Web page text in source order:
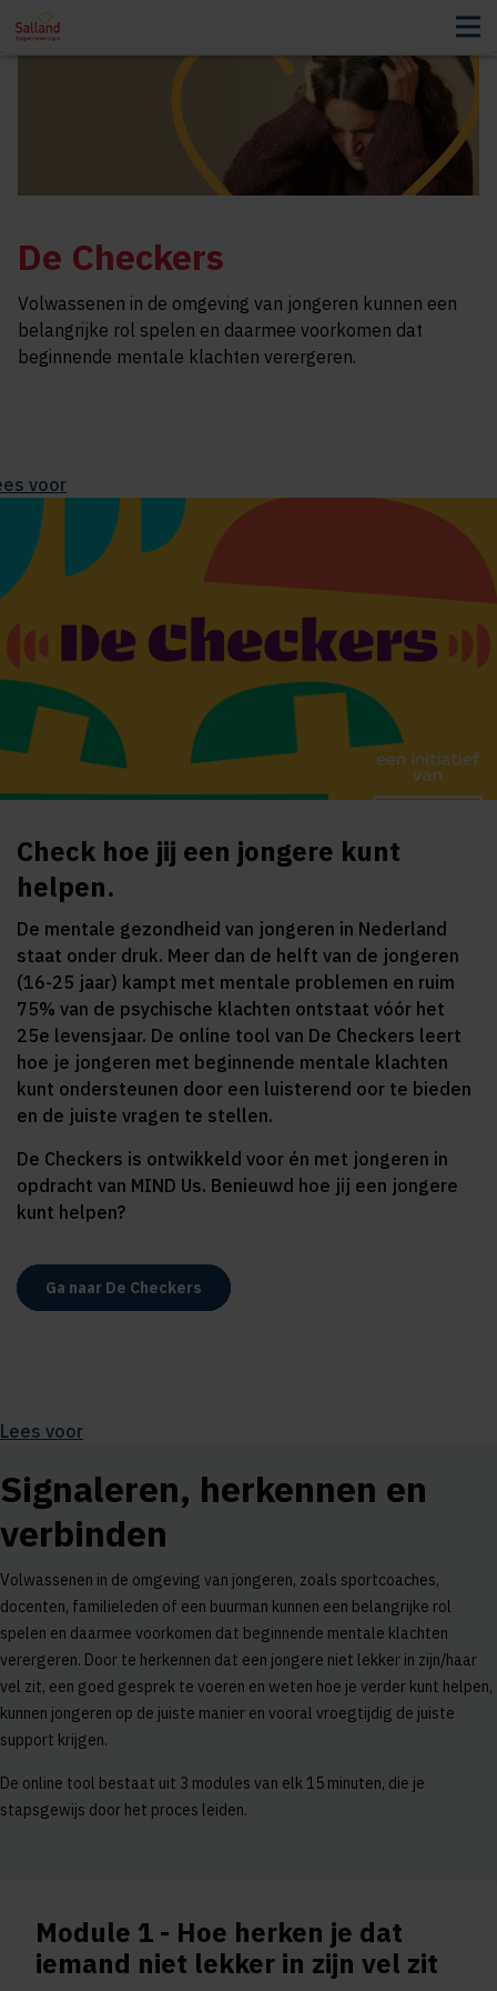
De Checkers
Volwassenen in de omgeving van jongeren kunnen een
belangrijke rol spelen en daarmee voorkomen dat
beginnende mentale klachten verergeren.
voor
Check hoe jij een jongere kunt
helpen.
De mentale gezondheid van jongeren in Nederland
staat onder druk. Meer dan de helft van de jongeren
(16-25 jaar) kampt met mentale problemen en ruim
75% van de psychische klachten ontstaat vóór het
25e levensjaar. De online tool van De Checkers leert
hoe je jongeren met beginnende mentale klachten
kunt ondersteunen door een luisterend oor te bieden
en de juiste vragen te stellen.
De Checkers is ontwikkeld voor én met jongeren in
opdracht van MIND Us. Benieuwd hoe jij een jongere
kunt helpen?
Ga naar De Checkers
Lees voor
Signaleren, herkennen en
verbinden
Volwassenen in de omgeving van jongeren, zoals sportcoaches,
docenten, familieleden of een buurman kunnen een belangrijke rol
spelen en daarmee voorkomen dat beginnende mentale klachten
verergeren. Door te herkennen dat een jongere niet lekker in zijn/haar
vel zit, een goed gesprek te voeren en weten hoe je verder kunt helpen,
kunnen jongeren op de juiste manier en vooral vroegtijdig de juiste
support krijgen.
De online tool bestaat uit 3 modules van elk 15 minuten, die je
stapsgewijs door het proces leiden.
Module 1 - Hoe herken je dat
iemand niet lekker in zijn vel zit